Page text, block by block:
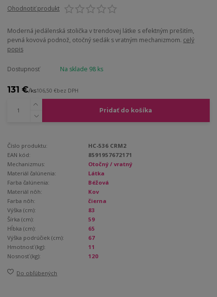
Ohodnotiť produkt
Moderná jedálenská stolička v trendovej látke s efektným prešitím,
pevná kovová podnož, otočný sedák s vratným mechanizmom. celý
popis
Dostupnosť Na sklade 98 ks
131 €/ks106,50 €bez DPH
Pridať do košíka
Číslo produktu:
HC-536 CRM2
EAN kód:
8591957672171
Mechanizmus:
Otočný / vratný
Materiál čalúnenia:
Látka
Farba čalúnenia:
Béžová
Materiál nôh:
Kov
Farba nôh:
čierna
Výška (cm):
83
Šírka (cm):
59
Hĺbka (cm):
65
Výška podrúčiek (cm):
67
Hmotnosť (kg):
11
Nosnosť (kg):
120
Do obľúbených